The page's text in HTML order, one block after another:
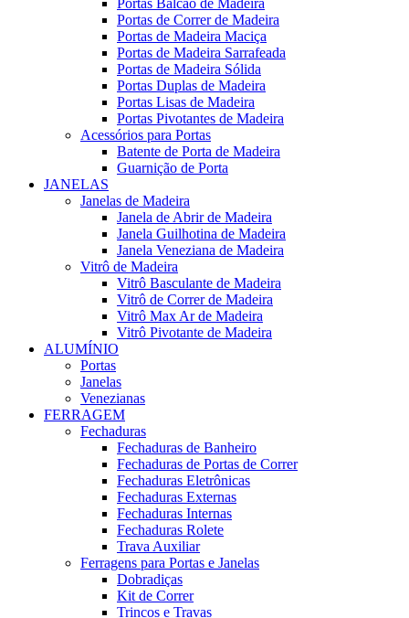
Portas Balcão de Madeira
Portas de Correr de Madeira
Portas de Madeira Maciça
Portas de Madeira Sarrafeada
Portas de Madeira Sólida
Portas Duplas de Madeira
Portas Lisas de Madeira
Portas Pivotantes de Madeira
Acessórios para Portas
Batente de Porta de Madeira
Guarnição de Porta
JANELAS
Janelas de Madeira
Janela de Abrir de Madeira
Janela Guilhotina de Madeira
Janela Veneziana de Madeira
Vitrô de Madeira
Vitrô Basculante de Madeira
Vitrô de Correr de Madeira
Vitrô Max Ar de Madeira
Vitrô Pivotante de Madeira
ALUMÍNIO
Portas
Janelas
Venezianas
FERRAGEM
Fechaduras
Fechaduras de Banheiro
Fechaduras de Portas de Correr
Fechaduras Eletrônicas
Fechaduras Externas
Fechaduras Internas
Fechaduras Rolete
Trava Auxiliar
Ferragens para Portas e Janelas
Dobradiças
Kit de Correr
Trincos e Travas